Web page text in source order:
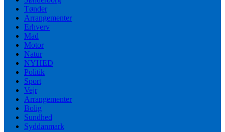
Tønder
Arrangementer
Erhverv
Mad
Motor
Natur
NYHED
Politik
Sport
Vejr
Arrangementer
Bolig
Sundhed
Syddanmark